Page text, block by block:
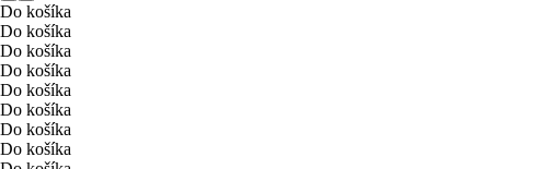
Do košíka
Do košíka
Do košíka
Do košíka
Do košíka
Do košíka
Do košíka
Do košíka